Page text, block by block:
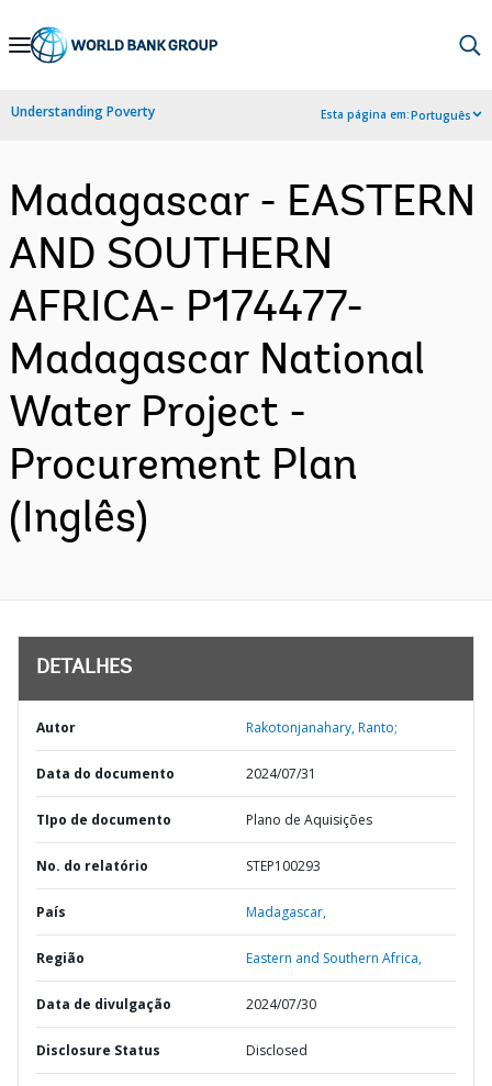
Skip
Navigation
Understanding Poverty Esta página em:Português
Madagascar - EASTERN
AND SOUTHERN
AFRICA- P174477-
Madagascar National
Water Project -
Procurement Plan
(Inglês)
DETALHES
Autor Rakotonjanahary, Ranto;
Data do documento 2024/07/31
TIpo de documento Plano de Aquisições
No. do relatório STEP100293
País Madagascar,
Região Eastern and Southern Africa,
Data de divulgação 2024/07/30
Disclosure Status Disclosed